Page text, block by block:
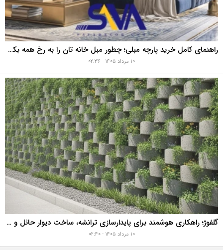
راهنمای کامل خرید پارچه مبلی؛ چطور مبل خانه تان را به رخ همه بکشید؟
گلفوژ؛ راهکاری هوشمند برای پایدارسازی ترانشه، ساخت دیوار حائل و زیباسازی شهری